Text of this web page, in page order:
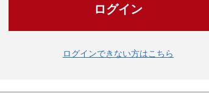
ログイン
ログインできない方はこちら